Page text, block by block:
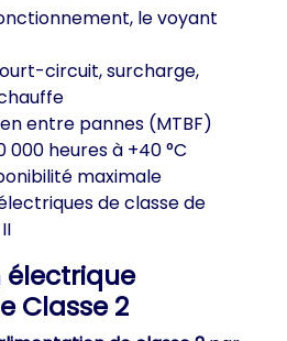
le voyant
circuit, surcharge,
entre pannes (MTBF)
000 heures à +40 °C
maximale
de classe de
Classe 2